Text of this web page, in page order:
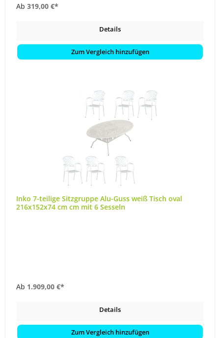
Ab 319,00 €*
Details
Zum Vergleich hinzufügen
Inko 7-teilige Sitzgruppe Alu-Guss weiß Tisch oval
216x152x74 cm cm mit 6 Sesseln
Ab 1.909,00 €*
Details
Zum Vergleich hinzufügen